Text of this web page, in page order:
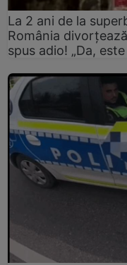
La 2 ani de la
România
spus adio! „Da,